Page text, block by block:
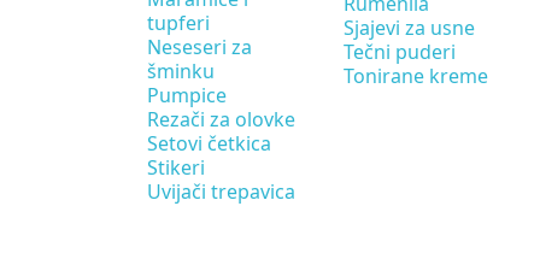
tupferi
Neseseri za
šminku
Pumpice
Rezači za olovke
Setovi četkica
Stikeri
Uvijači trepavica
Sjajevi za usne
Tečni puderi
Tonirane kreme